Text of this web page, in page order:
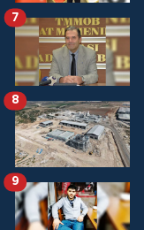
7
8
9